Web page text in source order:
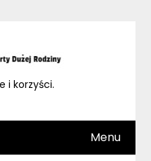
i korzyści.
Menu